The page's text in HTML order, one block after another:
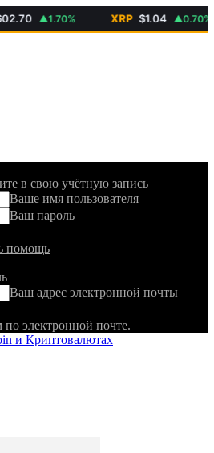
▲1.70% $1.04 ▲0.70%
в свою учётную запись
Ваше имя пользователя
Ваш пароль
помощь
Ваш адрес электронной почты
электронной почте.
и Криптовалютах